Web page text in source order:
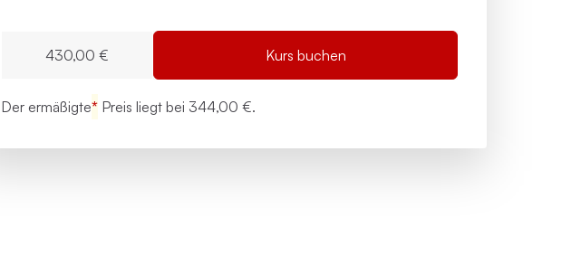
430,00 € Kurs buchen
Der ermäßigte* Preis liegt bei 344,00 €.